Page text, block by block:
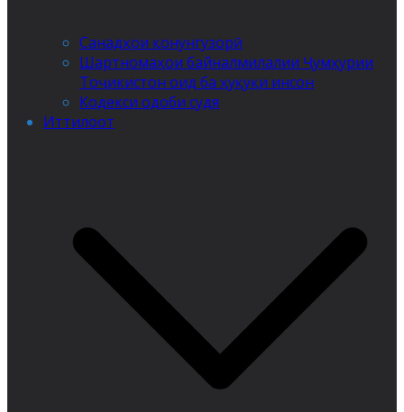
Санадҳои қонунгузорӣ
Шартномаҳои байналмилалии Ҷумҳурии
Тоҷикистон оид ба ҳуқуқи инсон
Кодекси одоби судя
Иттилоот